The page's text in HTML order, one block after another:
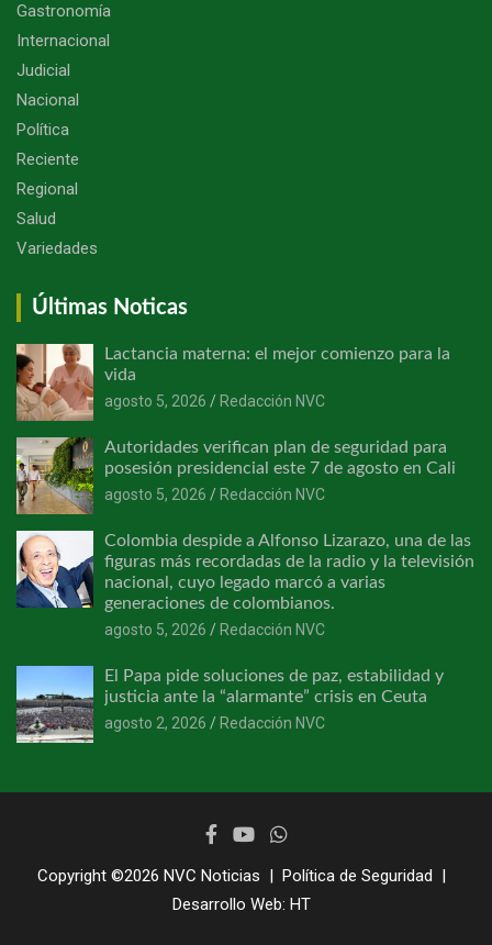
Gastronomía
Internacional
Judicial
Nacional
Política
Reciente
Regional
Salud
Variedades
Últimas Noticas
Lactancia materna: el mejor comienzo para la
vida
agosto 5, 2026
Redacción NVC
Autoridades verifican plan de seguridad para
posesión presidencial este 7 de agosto en Cali
agosto 5, 2026
Redacción NVC
Colombia despide a Alfonso Lizarazo, una de las
figuras más recordadas de la radio y la televisión
nacional, cuyo legado marcó a varias
generaciones de colombianos.
agosto 5, 2026
Redacción NVC
El Papa pide soluciones de paz, estabilidad y
justicia ante la “alarmante” crisis en Ceuta
agosto 2, 2026
Redacción NVC
Copyright ©2026 NVC Noticias
Política de Seguridad
Desarrollo Web: HT